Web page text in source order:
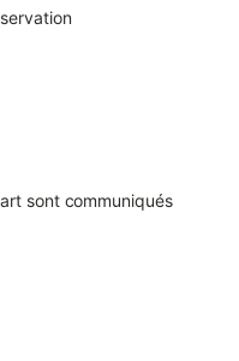
sont communiqués